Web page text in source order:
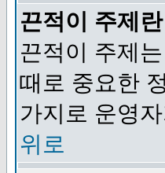
끈적이 주제
끈적이 주제
때로 중요한
가지로 운영
위로